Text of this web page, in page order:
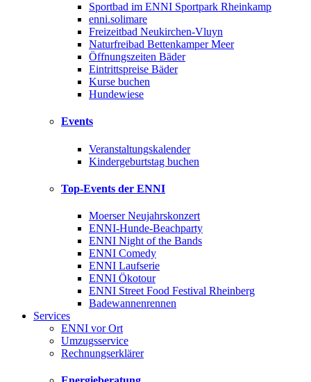
Sportbad im ENNI Sportpark Rheinkamp
enni.solimare
Freizeitbad Neukirchen-Vluyn
Naturfreibad Bettenkamper Meer
Öffnungszeiten Bäder
Eintrittspreise Bäder
Kurse buchen
Hundewiese
Events
Veranstaltungskalender
Kindergeburtstag buchen
Top-Events der ENNI
Moerser Neujahrskonzert
ENNI-Hunde-Beachparty
ENNI Night of the Bands
ENNI Comedy
ENNI Laufserie
ENNI Ökotour
ENNI Street Food Festival Rheinberg
Badewannenrennen
Services
ENNI vor Ort
Umzugsservice
Rechnungserklärer